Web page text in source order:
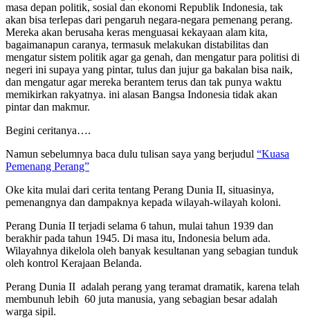
masa depan politik, sosial dan ekonomi Republik Indonesia, tak
akan bisa terlepas dari pengaruh negara-negara pemenang perang.
Mereka akan berusaha keras menguasai kekayaan alam kita,
bagaimanapun caranya, termasuk melakukan distabilitas dan
mengatur sistem politik agar ga genah, dan mengatur para politisi di
negeri ini supaya yang pintar, tulus dan jujur ga bakalan bisa naik,
dan mengatur agar mereka berantem terus dan tak punya waktu
memikirkan rakyatnya. ini alasan Bangsa Indonesia tidak akan
pintar dan makmur.
Begini ceritanya….
Namun sebelumnya baca dulu tulisan saya yang berjudul “Kuasa
Pemenang Perang”
Oke kita mulai dari cerita tentang Perang Dunia II, situasinya,
pemenangnya dan dampaknya kepada wilayah-wilayah koloni.
Perang Dunia II terjadi selama 6 tahun, mulai tahun 1939 dan
berakhir pada tahun 1945. Di masa itu, Indonesia belum ada.
Wilayahnya dikelola oleh banyak kesultanan yang sebagian tunduk
oleh kontrol Kerajaan Belanda.
Perang Dunia II adalah perang yang teramat dramatik, karena telah
membunuh lebih 60 juta manusia, yang sebagian besar adalah
warga sipil.